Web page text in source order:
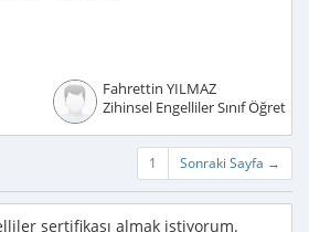
Fahrettin YILMAZ
Zihinsel Engelliler Sınıf
1 Sonraki Sayfa →
sertifikası almak istiyorum.